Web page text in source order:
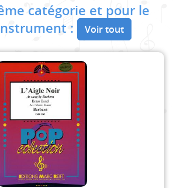
catégorie et pour le
:
Voir tout